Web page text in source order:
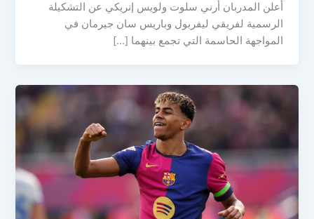
أعلن المدربان أرني سلوت ولويس إنريكي عن التشكيلة
الرسمية لفريقي ليفربول وباريس سان جيرمان في
المواجهة الحاسمة التي تجمع بينهما […]